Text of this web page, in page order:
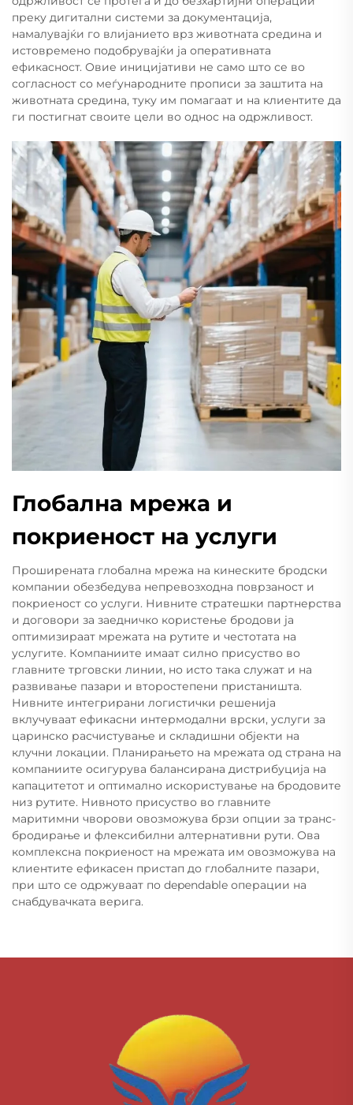
преку дигитални системи за документација,
намалувајќи го влијанието врз животната средина и
истовремено подобрувајќи ја оперативната
ефикасност. Овие иницијативи не само што се во
согласност со меѓународните прописи за заштита на
животната средина, туку им помагаат и на клиентите да
ги постигнат своите цели во однос на одржливост.
Глобална мрежа и
покриеност на услуги
Проширената глобална мрежа на кинеските бродски
компании обезбедува непревозходна поврзаност и
покриеност со услуги. Нивните стратешки партнерства
и договори за заедничко користење бродови ја
оптимизираат мрежата на рутите и честотата на
услугите. Компаниите имаат силно присуство во
главните трговски линии, но исто така служат и на
развивање пазари и второстепени пристаништа.
Нивните интегрирани логистички решенија
вклучуваат ефикасни интермодални врски, услуги за
царинско расчистување и складишни објекти на
клучни локации. Планирањето на мрежата од страна на
компаниите осигурува балансирана дистрибуција на
капацитетот и оптимално искористување на бродовите
низ рутите. Нивното присуство во главните
маритимни чворови овозможува брзи опции за транс-
бродирање и флексибилни алтернативни рути. Ова
комплексна покриеност на мрежата им овозможува на
клиентите ефикасен пристап до глобалните пазари,
при што се одржуваат по dependable операции на
снабдувачката верига.